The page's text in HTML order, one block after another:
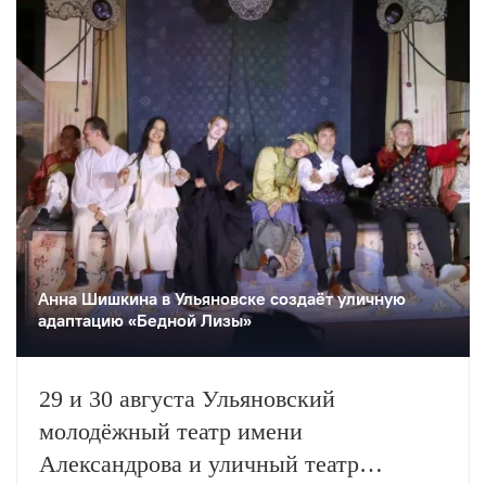
Анна Шишкина в Ульяновске создаëт уличную
адаптацию «Бедной Лизы»
29 и 30 августа Ульяновский
молодёжный театр имени
Александрова и уличный театр